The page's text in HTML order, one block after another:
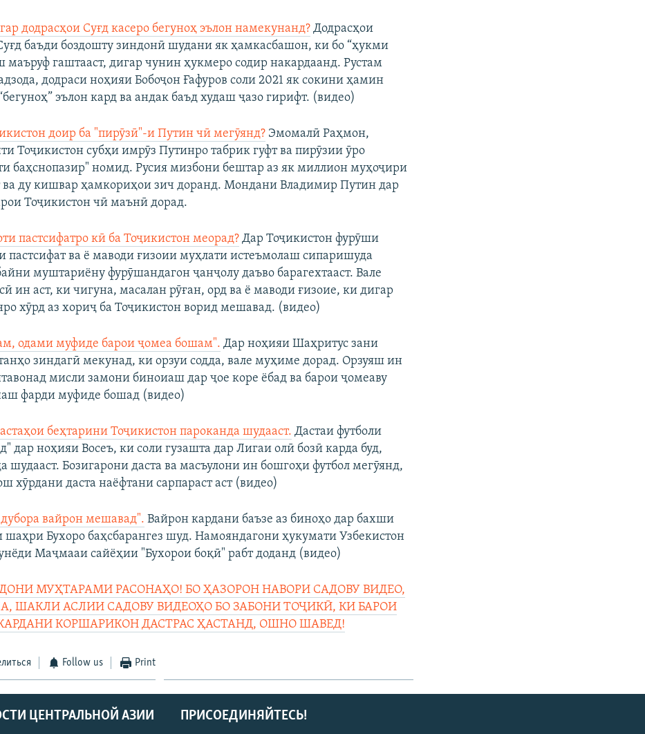
додрасҳои Суғд касеро бегуноҳ эълон намекунанд? Додрасҳои
баъди боздошту зиндонӣ шудани як ҳамкасбашон, ки бо “ҳукми
маъруф гаштааст, дигар чунин ҳукмеро содир накардаанд. Рустам
додраси ноҳияи Бобоҷон Ғафуров соли 2021 як сокини ҳамин
эълон кард ва андак баъд худаш ҷазо гирифт. (видео)
доир ба "пирӯзӣ"-и Путин чӣ мегӯянд? Эмомалӣ Раҳмон,
Тоҷикистон субҳи имрӯз Путинро табрик гуфт ва пирӯзии ӯро
баҳснопазир" номид. Русия мизбони бештар аз як миллион муҳоҷири
ва ду кишвар ҳамкориҳои зич доранд. Мондани Владимир Путин дар
Тоҷикистон чӣ маънӣ дорад.
пастсифатро кӣ ба Тоҷикистон меорад? Дар Тоҷикистон фурӯши
пастсифат ва ё маводи ғизоии муҳлати истеъмолаш сипаришуда
муштариёну фурӯшандагон ҷанҷолу даъво барагехтааст. Вале
ин аст, ки чигуна, масалан рӯған, орд ва ё маводи ғизоие, ки дигар
хӯрд аз хориҷ ба Тоҷикистон ворид мешавад. (видео)
одами муфиде барои ҷомеа бошам". Дар ноҳияи Шаҳритус зани
зиндагӣ мекунад, ки орзуи содда, вале муҳиме дорад. Орзуяш ин
мисли замони биноиаш дар ҷое коре ёбад ва барои ҷомеаву
фарди муфиде бошад (видео)
беҳтарини Тоҷикистон пароканда шудааст. Дастаи футболи
дар ноҳияи Восеъ, ки соли гузашта дар Лигаи олӣ бозӣ карда буд,
шудааст. Бозигарони даста ва масъулони ин бошгоҳи футбол мегӯянд,
хӯрдани даста наёфтани сарпараст аст (видео)
дубора вайрон мешавад". Вайрон кардани баъзе аз биноҳо дар бахши
шаҳри Бухоро баҳсбарангез шуд. Намояндагони ҳукумати Узбекистон
Маҷмааи сайёҳии "Бухорои боқӣ" рабт доданд (видео)
МУҲТАРАМИ РАСОНАҲО! БО ҲАЗОРОН НАВОРИ САДОВУ ВИДЕО,
ШАКЛИ АСЛИИ САДОВУ ВИДЕОҲО БО ЗАБОНИ ТОҶИКӢ, КИ БАРОИ
КОРШАРИКОН ДАСТРАС ҲАСТАНД, ОШНО ШАВЕД!
Follow us Print
ПРИСОЕДИНЯЙТЕСЬ!
ЦЕНТРАЛЬНОЙ АЗИИ